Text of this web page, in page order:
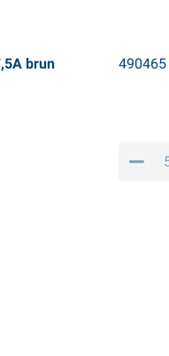
brun 490465